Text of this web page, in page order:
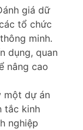
giá dữ
tổ chức
minh.
dụng, quan
nâng cao
một dự án
tắc kinh
nghiệp